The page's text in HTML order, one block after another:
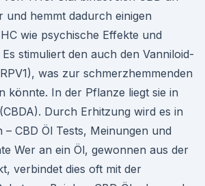
und hemmt dadurch einigen
wie psychische Effekte und
stimuliert den auch den Vanniloid-
was zur schmerzhemmenden
könnte. In der Pflanze liegt sie in
Durch Erhitzung wird es in
CBD Öl Tests, Meinungen und
Wer an ein Öl, gewonnen aus der
verbindet dies oft mit der